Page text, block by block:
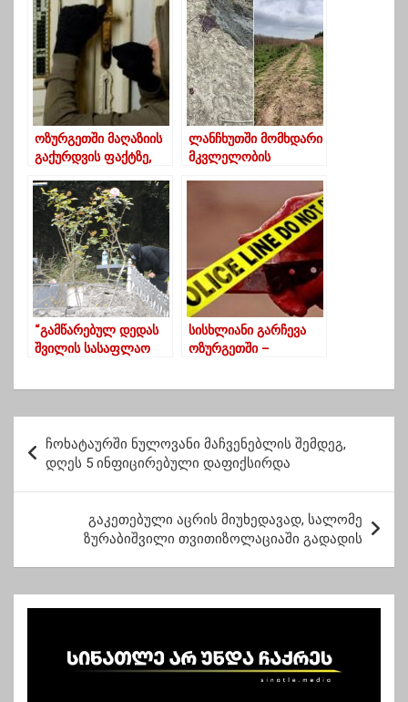
ერთი პირი დააკავეს
ოზურგეთში მაღაზიის
გაქურდვის ფაქტზე,
ლანჩხუთში მომხდარი
მკვლელობის
“გამწარებულ დედას
შვილის სასაფლაო
საფლავები
სისხლიანი გარჩევა
ოზურგეთში –
ო
ს
ნ
ჩოხატაურში ნულოვანი მაჩვენებლის შემდეგ,
დღეს 5 ინფიცირებული დაფიქსირდა
გაკეთებული აცრის მიუხედავად, სალომე
ზურაბიშვილი თვითიზოლაციაში გადადის